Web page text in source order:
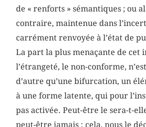
de « renforts » sémantiques ; ou
contraire, maintenue dans
carrément renvoyée à l’état de
La part la plus menaçante de cet
l’étrangeté, le non-conforme,
d’autre qu’une bifurcation, un
à une forme latente, qui pour
pas activée. Peut-être le sera-t-
peut-être jamais : cela, nous le